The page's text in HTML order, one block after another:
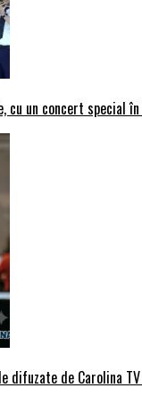
cu un concert special
difuzate de